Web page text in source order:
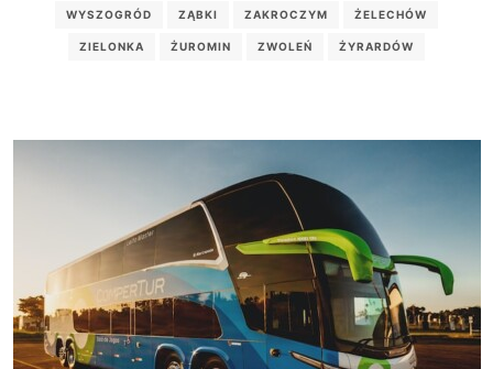
WYSZOGRÓD ZĄBKI ZAKROCZYM ŻELECHÓW
ZIELONKA ŻUROMIN ZWOLEŃ ŻYRARDÓW